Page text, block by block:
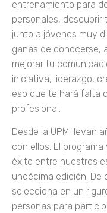
entrenamiento para
personales,
junto a jóvenes muy
ganas de conocerse,
mejorar tu
iniciativa, liderazgo,
eso que te hará falta
profesional.
Desde la UPM llevan
con ellos. El
éxito entre nuestros
undécima edición.
selecciona en un
personas para